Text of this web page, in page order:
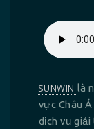
SUNWIN là
vực Châu
dịch vụ